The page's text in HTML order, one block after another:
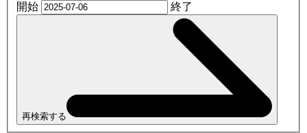
開始
終了
再検索する